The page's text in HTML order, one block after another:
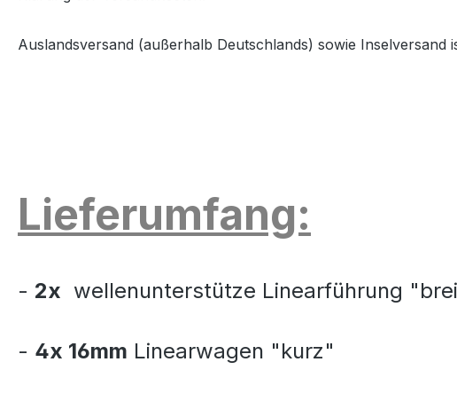
Auslandsversand (außerhalb Deutschlands) sowie Inselversand
Lieferumfang:
- 2x wellenunterstütze Linearführung
- 4x 16mm Linearwagen "kurz"